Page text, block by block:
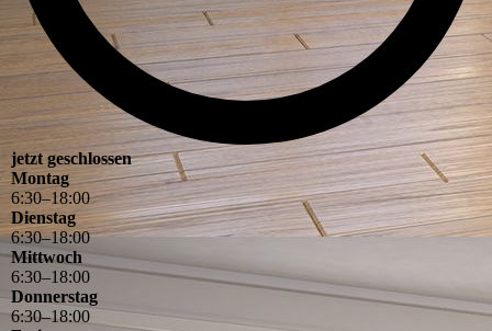
jetzt geschlossen
Montag
6:30–18:00
Dienstag
6:30–18:00
Mittwoch
6:30–18:00
Donnerstag
6:30–18:00